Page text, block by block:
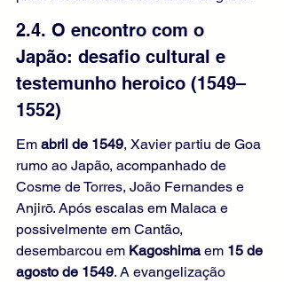
2.4. O encontro com o
Japão: desafio cultural e
testemunho heroico (1549–
1552)
Em abril de 1549, Xavier partiu de Goa
rumo ao Japão, acompanhado de
Cosme de Torres, João Fernandes e
Anjirō. Após escalas em Malaca e
possivelmente em Cantão,
desembarcou em Kagoshima em 15 de
agosto de 1549. A evangelização